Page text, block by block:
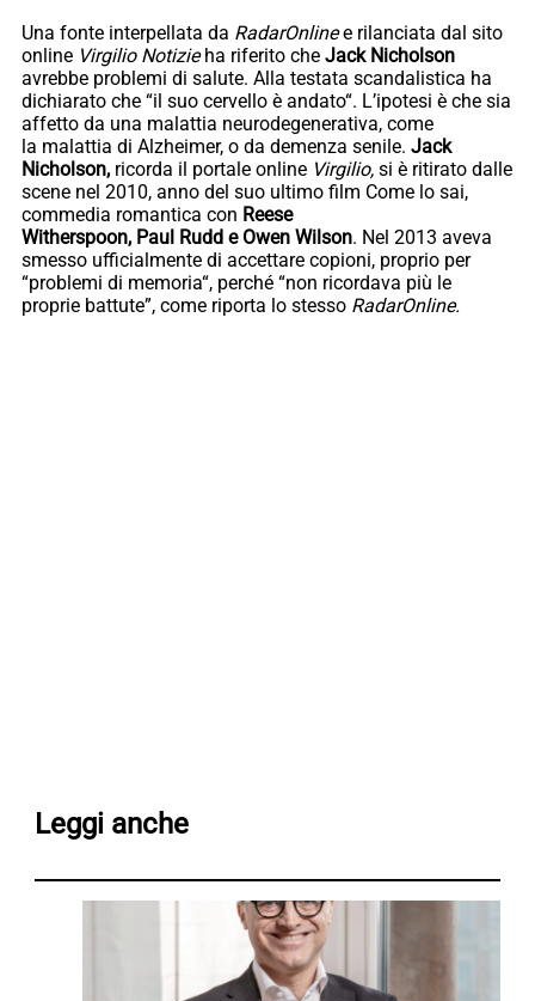
Una fonte interpellata da RadarOnlinee rilanciata dal sito
online Virgilio Notizieha riferito che Jack Nicholson
avrebbe problemi di salute. Alla testata scandalistica ha
dichiarato che “il suo cervello è andato“. L’ipotesi è che sia
affetto da una malattia neurodegenerativa, come
la malattia di Alzheimer, o da demenza senile. Jack
Nicholson, ricorda il portale online Virgilio, si è ritirato dalle
scene nel 2010, anno del suo ultimo film Come lo sai,
commedia romantica con Reese
Witherspoon, Paul Rudd e Owen Wilson. Nel 2013 aveva
smesso ufficialmente di accettare copioni, proprio per
“problemi di memoria“, perché “non ricordava più le
proprie battute”, come riporta lo stesso RadarOnline.
Leggi anche